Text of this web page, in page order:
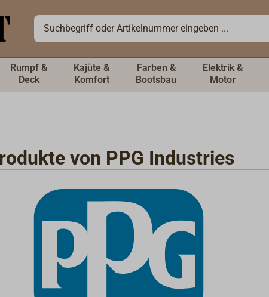
Rumpf &
Deck
Kajüte &
Komfort
Farben &
Bootsbau
Elektrik &
Motor
von PPG Industries